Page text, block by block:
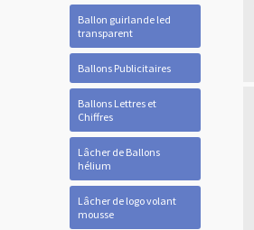
Ballon guirlande led
transparent
Ballons Publicitaires
Ballons Lettres et
Chiffres
Lâcher de Ballons
hélium
Lâcher de logo volant
mousse